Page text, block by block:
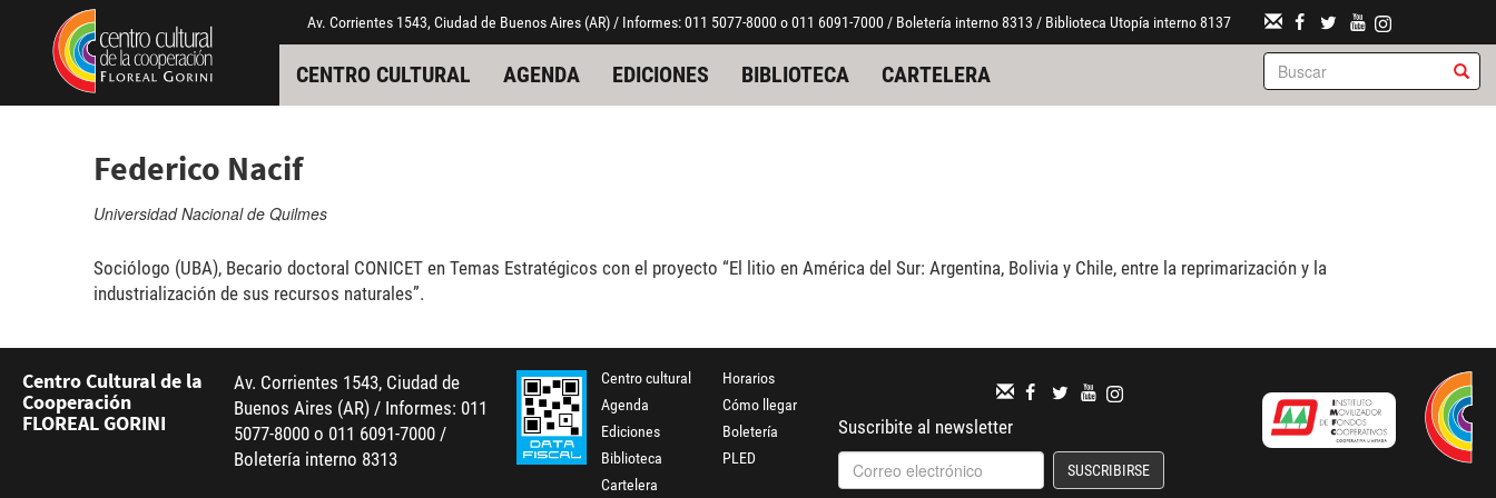
Pasar al contenido principal
Jump to main content Av. Corrientes 1543, Ciudad de Buenos Aires (AR) / Informes: 011 5077-8000 o 011 6091-7000 / Boletería interno 8313 / Biblioteca Utopía interno 8137
CENTRO CULTURAL AGENDA EDICIONES BIBLIOTECA CARTELERA
Federico Nacif
Universidad Nacional de Quilmes
Sociólogo (UBA), Becario doctoral CONICET en Temas Estratégicos con el proyecto “El litio en América del Sur: Argentina, Bolivia y Chile, entre la reprimarización y la
industrialización de sus recursos naturales”.
Centro Cultural de la
Cooperación
FLOREAL GORINI
Av. Corrientes 1543, Ciudad de
Buenos Aires (AR) / Informes: 011
5077-8000 o 011 6091-7000 /
Boletería interno 8313
Centro cultural
Agenda
Ediciones
Biblioteca
Cartelera
Horarios
Cómo llegar
Boletería
PLED
Suscribite al newsletter
SUSCRIBIRSE